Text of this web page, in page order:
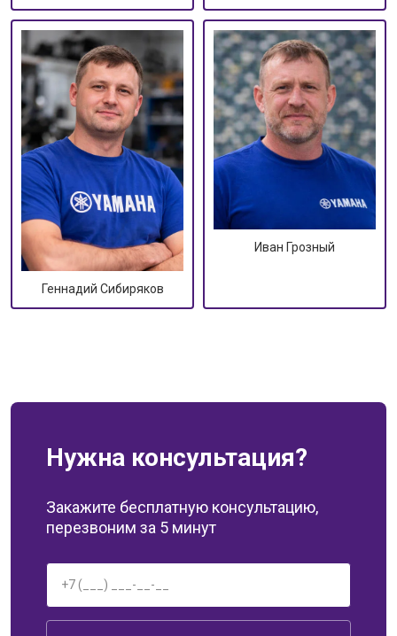
Геннадий Сибиряков
Иван Грозный
Нужна консультация?
Закажите бесплатную консультацию,
перезвоним за 5 минут